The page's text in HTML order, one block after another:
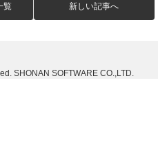
覧 新しい記事へ
SHONAN SOFTWARE CO.,LTD.